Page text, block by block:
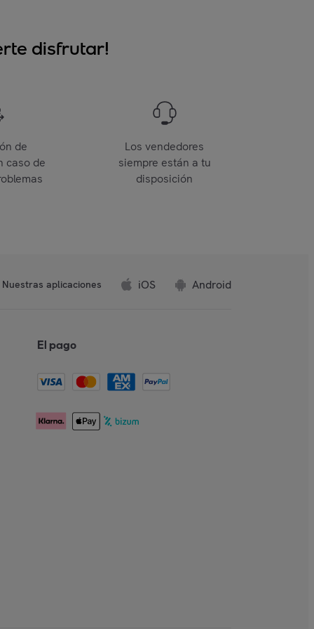
disfrutar!
de
caso de
Los vendedores
siempre están a tu
disposición
Nuestras aplicaciones iOS Android
El pago